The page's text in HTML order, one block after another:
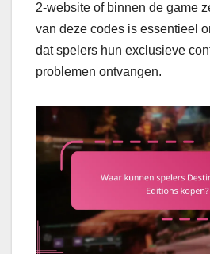
2-website of binnen de game
van deze codes is essentieel
dat spelers hun exclusieve
problemen ontvangen.